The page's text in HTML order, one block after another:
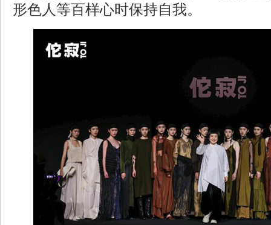
形色人等百样心时保持自我。